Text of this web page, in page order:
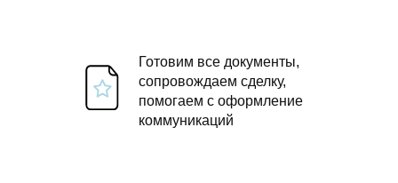
Готовим все документы,
сопровождаем сделку,
помогаем с оформление
коммуникаций